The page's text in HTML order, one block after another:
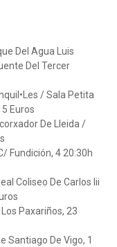
Del Agua Luis
Del Tercer
/ Sala Petita
Euros
De Lleida /
Fundición, 4 20:30h
Coliseo De Carlos Iii
Paxariños, 23
Santiago De Vigo, 1